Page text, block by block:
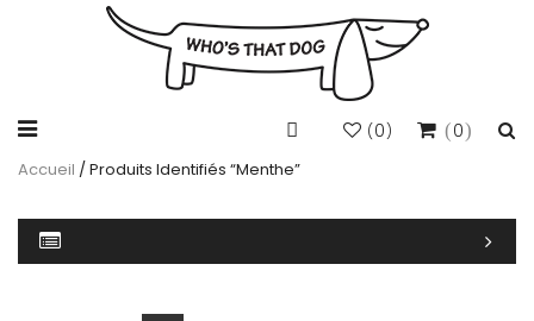
0
(0)
Accueil / Produits Identifiés “menthe”